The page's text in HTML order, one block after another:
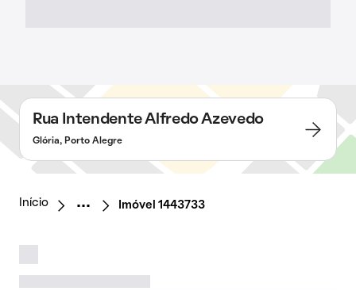
Rua Intendente Alfredo Azevedo
Glória, Porto Alegre
Início Imóvel 1443733